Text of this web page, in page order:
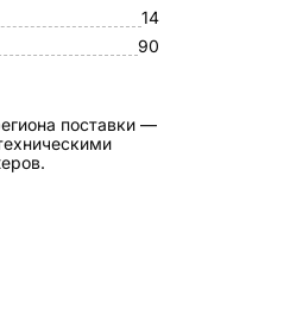
14
90
поставки —